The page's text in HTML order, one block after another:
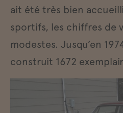
ait été très bien
sportifs, les chiffres de
modestes. Jusqu’en
construit 1672